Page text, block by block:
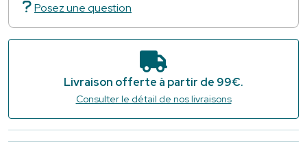
Posez une question
Livraison offerte à partir de 99€.
Consulter le détail de nos livraisons